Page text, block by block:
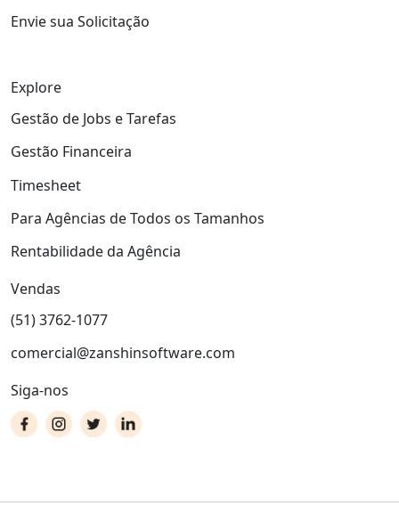
Envie sua Solicitação
Explore
Gestão de Jobs e Tarefas
Gestão Financeira
Timesheet
Para Agências de Todos os Tamanhos
Rentabilidade da Agência
Vendas
(51) 3762-1077
comercial@zanshinsoftware.com
Siga-nos